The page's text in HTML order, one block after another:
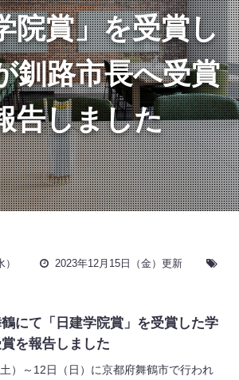
院賞」を受賞し
釧路市長へ受賞
告しました
2023年12月15日（金）更新
にて「日建学院賞」を受賞した学
を報告しました
）～12日（日）に京都府舞鶴市で行われ